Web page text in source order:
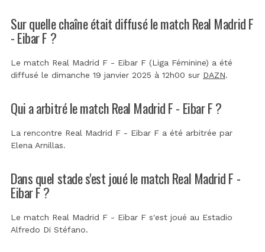
Sur quelle chaîne était diffusé le match Real Madrid F
- Eibar F ?
Le match Real Madrid F - Eibar F (Liga Féminine) a été
diffusé le dimanche 19 janvier 2025 à 12h00 sur DAZN.
Qui a arbitré le match Real Madrid F - Eibar F ?
La rencontre Real Madrid F - Eibar F a été arbitrée par
Elena Arnillas.
Dans quel stade s'est joué le match Real Madrid F -
Eibar F ?
Le match Real Madrid F - Eibar F s'est joué au Estadio
Alfredo Di Stéfano.